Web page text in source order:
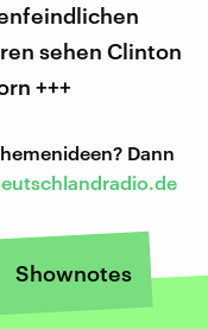
sehen Clinton
+++
Dann
Shownotes